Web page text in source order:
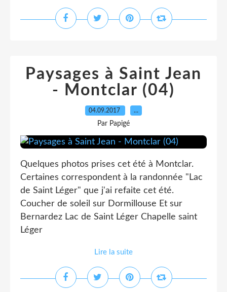
Paysages à Saint Jean
- Montclar (04)
04.09.2017 …
Par Papigé
Quelques photos prises cet été à Montclar.
Certaines correspondent à la randonnée "Lac
de Saint Léger" que j'ai refaite cet été.
Coucher de soleil sur Dormillouse Et sur
Bernardez Lac de Saint Léger Chapelle saint
Léger
Lire la suite